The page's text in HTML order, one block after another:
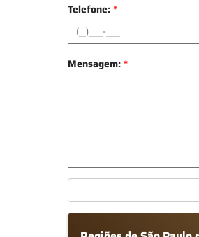
Telefone:*
Mensagem:*